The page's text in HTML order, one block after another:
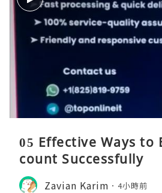
05 Effective Ways to
count Successfully
Zavian Karim 4小時前